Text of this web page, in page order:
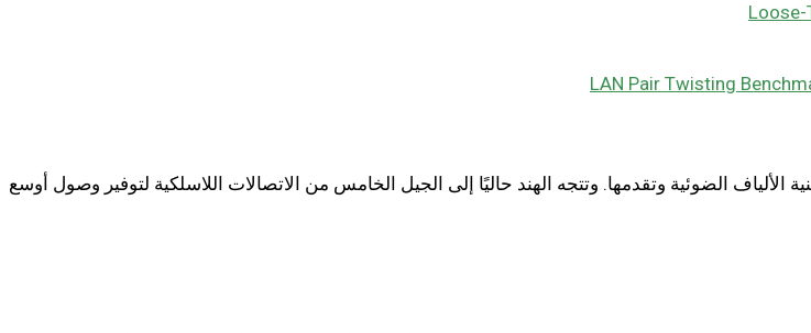
Loose-
LAN Pair Twisting
الألياف الضوئية وتقدمها. وتتجه الهند حاليًا إلى الجيل الخامس من الاتصالات اللاسلكية لتوفير وصول أوسع